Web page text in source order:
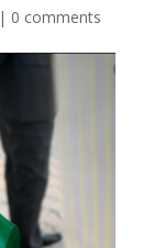
| 0 comments